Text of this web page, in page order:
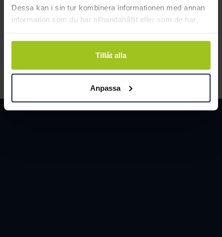
Dessa kan i sin tur kombinera informationen med annan
information som du har tillhandahållit eller som de har
Tillåt alla
Anpassa
Smycka tar ansvar för ett hållbart
samhälle och värnar om miljö, resurser
och människor.
LÄS MER